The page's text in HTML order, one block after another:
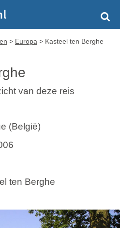
> Europa > Kasteel ten Berghe
(België)
ten Berghe